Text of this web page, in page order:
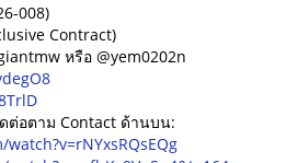
008)
Contract)
หรือ @yem0202n
ต่อตาม Contact ด้านบน: